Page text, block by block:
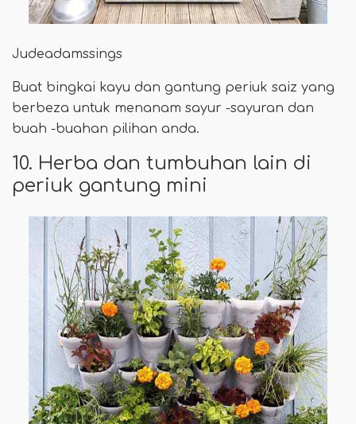
Judeadamssings
Buat bingkai kayu dan gantung periuk saiz yang
berbeza untuk menanam sayur -sayuran dan
buah -buahan pilihan anda.
10. Herba dan tumbuhan lain di
periuk gantung mini